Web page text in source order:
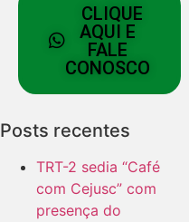
CLIQUE
AQUI E
FALE
CONOSCO
Posts recentes
TRT-2 sedia “Café
com Cejusc” com
presença do